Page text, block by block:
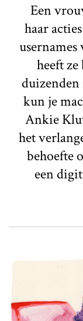
Een
haar
heeft
duizenden
kun je
Ankie
het
behoefte
een